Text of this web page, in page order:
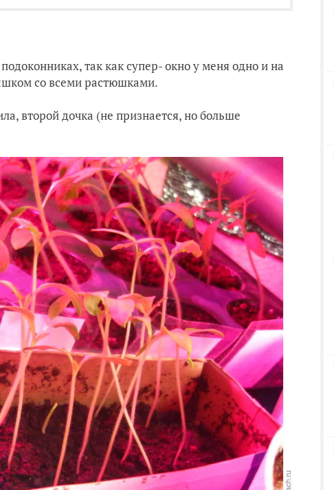
так как супер- окно у меня одно и на
со всеми растюшками.
второй дочка (не признается, но больше